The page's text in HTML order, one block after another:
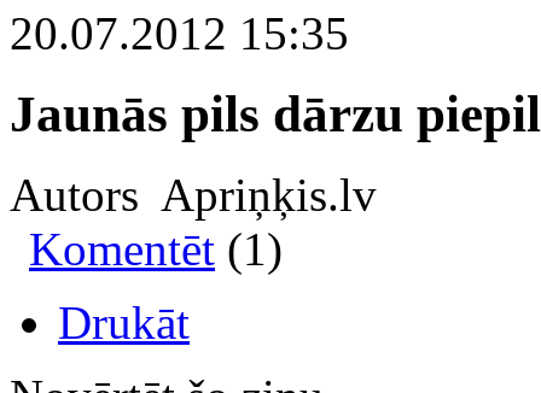
20.07.2012 15:35
Jaunās pils dārzu
Autors Apriņķis.lv
Komentēt (1)
Drukāt